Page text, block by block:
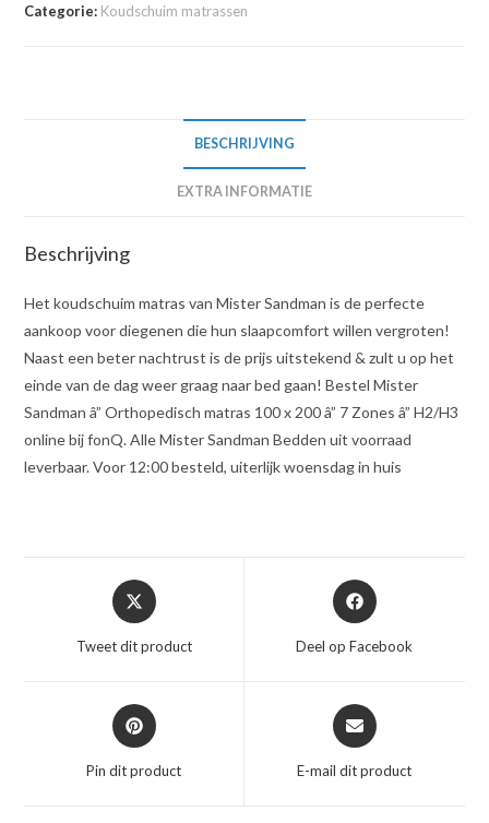
Categorie: Koudschuim matrassen
BESCHRIJVING
EXTRA INFORMATIE
Beschrijving
Het koudschuim matras van Mister Sandman is de perfecte
aankoop voor diegenen die hun slaapcomfort willen vergroten!
Naast een beter nachtrust is de prijs uitstekend & zult u op het
einde van de dag weer graag naar bed gaan! Bestel Mister
Sandman â” Orthopedisch matras 100 x 200 â” 7 Zones â” H2/H3
online bij fonQ. Alle Mister Sandman Bedden uit voorraad
leverbaar. Voor 12:00 besteld, uiterlijk woensdag in huis
Opent
in
nieuw
Tweet dit product
Opent
in
nieuw
Deel op Facebook
Opent
in
nieuw
Pin dit product
Opent
in
nieuw
E-mail dit product